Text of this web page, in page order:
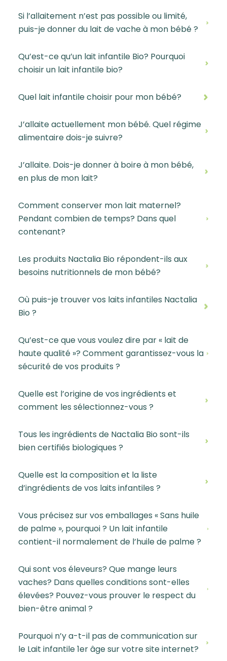
Si l’allaitement n’est pas possible ou limité,
puis-je donner du lait de vache à mon bébé ?
Qu’est-ce qu’un lait infantile Bio? Pourquoi
choisir un lait infantile bio?
Quel lait infantile choisir pour mon bébé?
J’allaite actuellement mon bébé. Quel régime
alimentaire dois-je suivre?
J’allaite. Dois-je donner à boire à mon bébé,
en plus de mon lait?
Comment conserver mon lait maternel?
Pendant combien de temps? Dans quel
contenant?
Les produits Nactalia Bio répondent-ils aux
besoins nutritionnels de mon bébé?
Où puis-je trouver vos laits infantiles Nactalia
Bio ?
Qu’est-ce que vous voulez dire par « lait de
haute qualité »? Comment garantissez-vous la
sécurité de vos produits ?
Quelle est l’origine de vos ingrédients et
comment les sélectionnez-vous ?
Tous les ingrédients de Nactalia Bio sont-ils
bien certifiés biologiques ?
Quelle est la composition et la liste
d’ingrédients de vos laits infantiles ?
Vous précisez sur vos emballages « Sans huile
de palme », pourquoi ? Un lait infantile
contient-il normalement de l’huile de palme ?
Qui sont vos éleveurs? Que mange leurs
vaches? Dans quelles conditions sont-elles
élevées? Pouvez-vous prouver le respect du
bien-être animal ?
Pourquoi n’y a-t-il pas de communication sur
le Lait infantile 1er âge sur votre site internet?